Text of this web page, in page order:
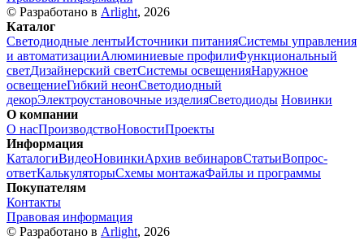
© Разработано в Arlight, 2026
Каталог
Светодиодные лентыИсточники питанияСистемы управления
и автоматизацииАлюминиевые профилиФункциональный
светДизайнерский светСистемы освещенияНаружное
освещениеГибкий неонСветодиодный
декорЭлектроустановочные изделияСветодиоды Новинки
О компании
О насПроизводствоНовостиПроекты
Информация
КаталогиВидеоНовинкиАрхив вебинаровСтатьиВопрос-
ответКалькуляторыСхемы монтажаФайлы и программы
Покупателям
Контакты
Правовая информация
© Разработано в Arlight, 2026